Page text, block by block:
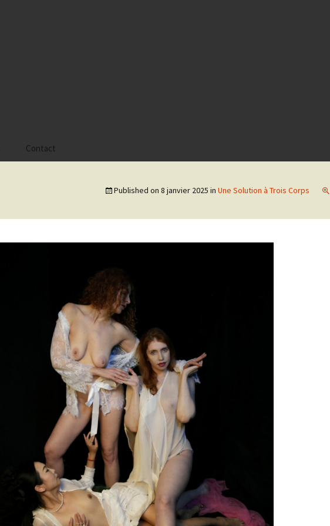
Contact
Published on 8 janvier 2025 in Une Solution à Trois Corps